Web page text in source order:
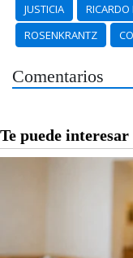
JUSTICIA RICARDO
ROSENKRANTZ
Comentarios